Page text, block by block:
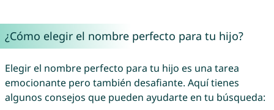
¿Cómo elegir el nombre perfecto para tu hijo?
Elegir el nombre perfecto para tu hijo es una tarea
emocionante pero también desafiante. Aquí tienes
algunos consejos que pueden ayudarte en tu búsqueda: